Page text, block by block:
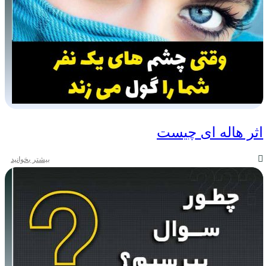
اثر هاله ای چیست
بیشتر بخوانید